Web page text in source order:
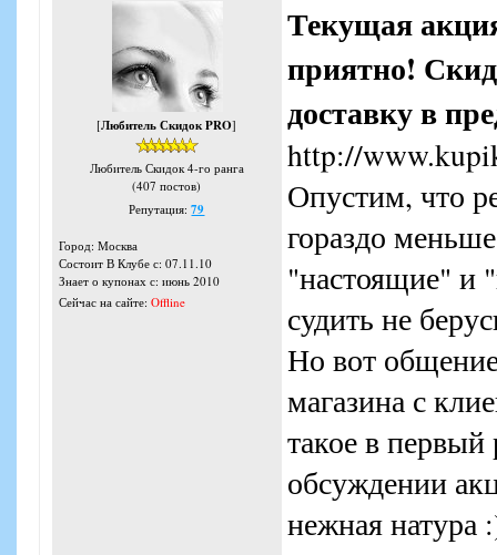
[Любитель Скидок PRO]
Любитель Скидок 4-го ранга
(407 постов)
Репутация:79
Город: Москва
Состоит В Клубе с: 07.11.10
Знает о купонах с: июнь 2010
Сейчас на сайте: Offline
Текущая
приятно!
доставку в
http://
Опустим, что
гораздо
"настоящие" и
судить не
Но вот
магазина с
такое в
обсуждении
нежная натура